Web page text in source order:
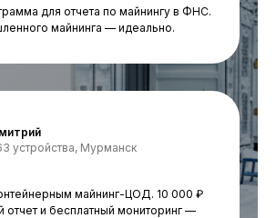
для отчета по майнингу в ФНС.
майнинга — идеально.
устройства, Мурманск
майнинг-ЦОД. 10 000 ₽
отчет и бесплатный мониторинг —